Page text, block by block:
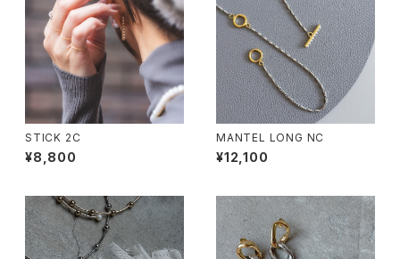
STICK 2C
¥8,800
MANTEL LONG NC
¥12,100